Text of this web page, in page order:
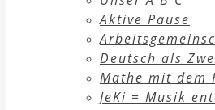
Aktive Pause
Deutsch als
Mathe mit dem
JeKi = Musik